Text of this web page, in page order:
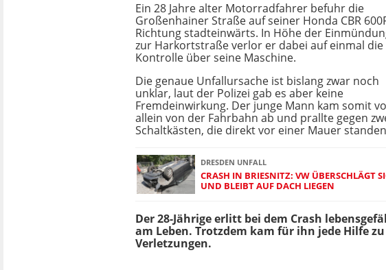
Ein 28 Jahre alter Motorradfahrer befuhr die
Großenhainer Straße auf seiner Honda CBR
Richtung stadteinwärts. In Höhe der
zur Harkortstraße verlor er dabei auf einmal die
Kontrolle über seine Maschine.
Die genaue Unfallursache ist bislang zwar noch
unklar, laut der Polizei gab es aber keine
Fremdeinwirkung. Der junge Mann kam somit
allein von der Fahrbahn ab und prallte gegen
Schaltkästen, die direkt vor einer Mauer
DRESDEN UNFALL
CRASH IN BRIESNITZ: VW ÜBERSCHLÄGT
UND BLEIBT AUF DACH LIEGEN
Der 28-Jährige erlitt bei dem Crash
am Leben. Trotzdem kam für ihn jede Hilfe
Verletzungen.